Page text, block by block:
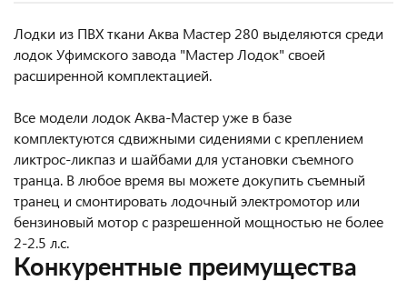
Лодки из ПВХ ткани Аква Мастер 280 выделяются среди
лодок Уфимского завода "Мастер Лодок" своей
расширенной комплектацией.
Все модели лодок Аква-Мастер уже в базе
комплектуются сдвижными сидениями с креплением
ликтрос-ликпаз и шайбами для установки съемного
транца. В любое время вы можете докупить съемный
транец и смонтировать лодочный электромотор или
бензиновый мотор с разрешенной мощностью не более
2-2.5 л.с.
Конкурентные преимущества